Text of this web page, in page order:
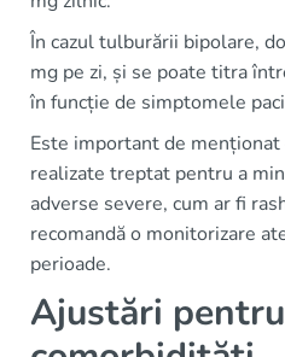
În cazul tulburării bipolare,
mg pe zi, și se poate titra
în funcție de simptomele
Este important de
realizate treptat pentru a
adverse severe, cum ar fi
recomandă o monitorizare
perioade.
Ajustări